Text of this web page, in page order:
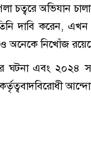
চত্বরে অভিযান
দাবি করেন, এখন
অনেকে নিখোঁজ
এবং ২০২৪